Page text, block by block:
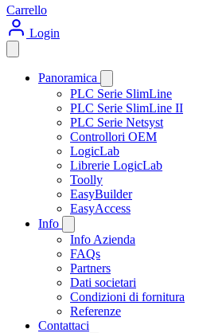
Carrello
Login
Panoramica
PLC Serie SlimLine
PLC Serie SlimLine II
PLC Serie Netsyst
Controllori OEM
LogicLab
Librerie LogicLab
Toolly
EasyBuilder
EasyAccess
Info
Info Azienda
FAQs
Partners
Dati societari
Condizioni di fornitura
Referenze
Contattaci